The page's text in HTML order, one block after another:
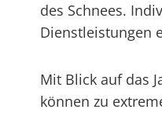
des Schnees.
Dienstleistungen
Mit Blick auf das
können zu